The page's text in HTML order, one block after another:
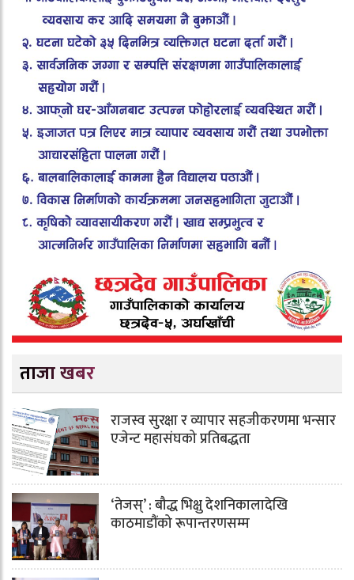
ताजा खबर
राजस्व सुरक्षा र व्यापार सहजीकरणमा भन्सार
एजेन्ट महासंघको प्रतिबद्धता
‘तेजस्’ : बौद्ध भिक्षु देशनिकालादेखि
काठमाडौंको रूपान्तरणसम्म